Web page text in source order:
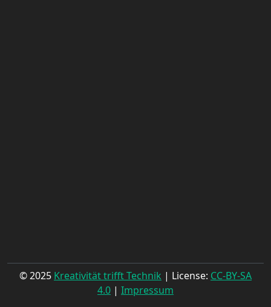
© 2025 Kreativität trifft Technik | License: CC-BY-SA
4.0 | Impressum